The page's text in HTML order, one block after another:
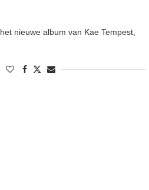
nieuwe album van Kae Tempest,